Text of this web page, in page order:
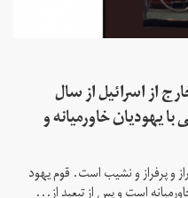
از اسرائیل از سال
با یهودیان خاورمیانه و
و پرفراز و نشیب است. قوم یهود